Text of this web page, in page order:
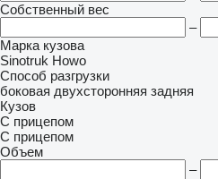
Собственный вес
–
Марка кузова
Sinotruk Howo
Способ разгрузки
боковая двухсторонняя задняя
Кузов
С прицепом
С прицепом
Объем
–